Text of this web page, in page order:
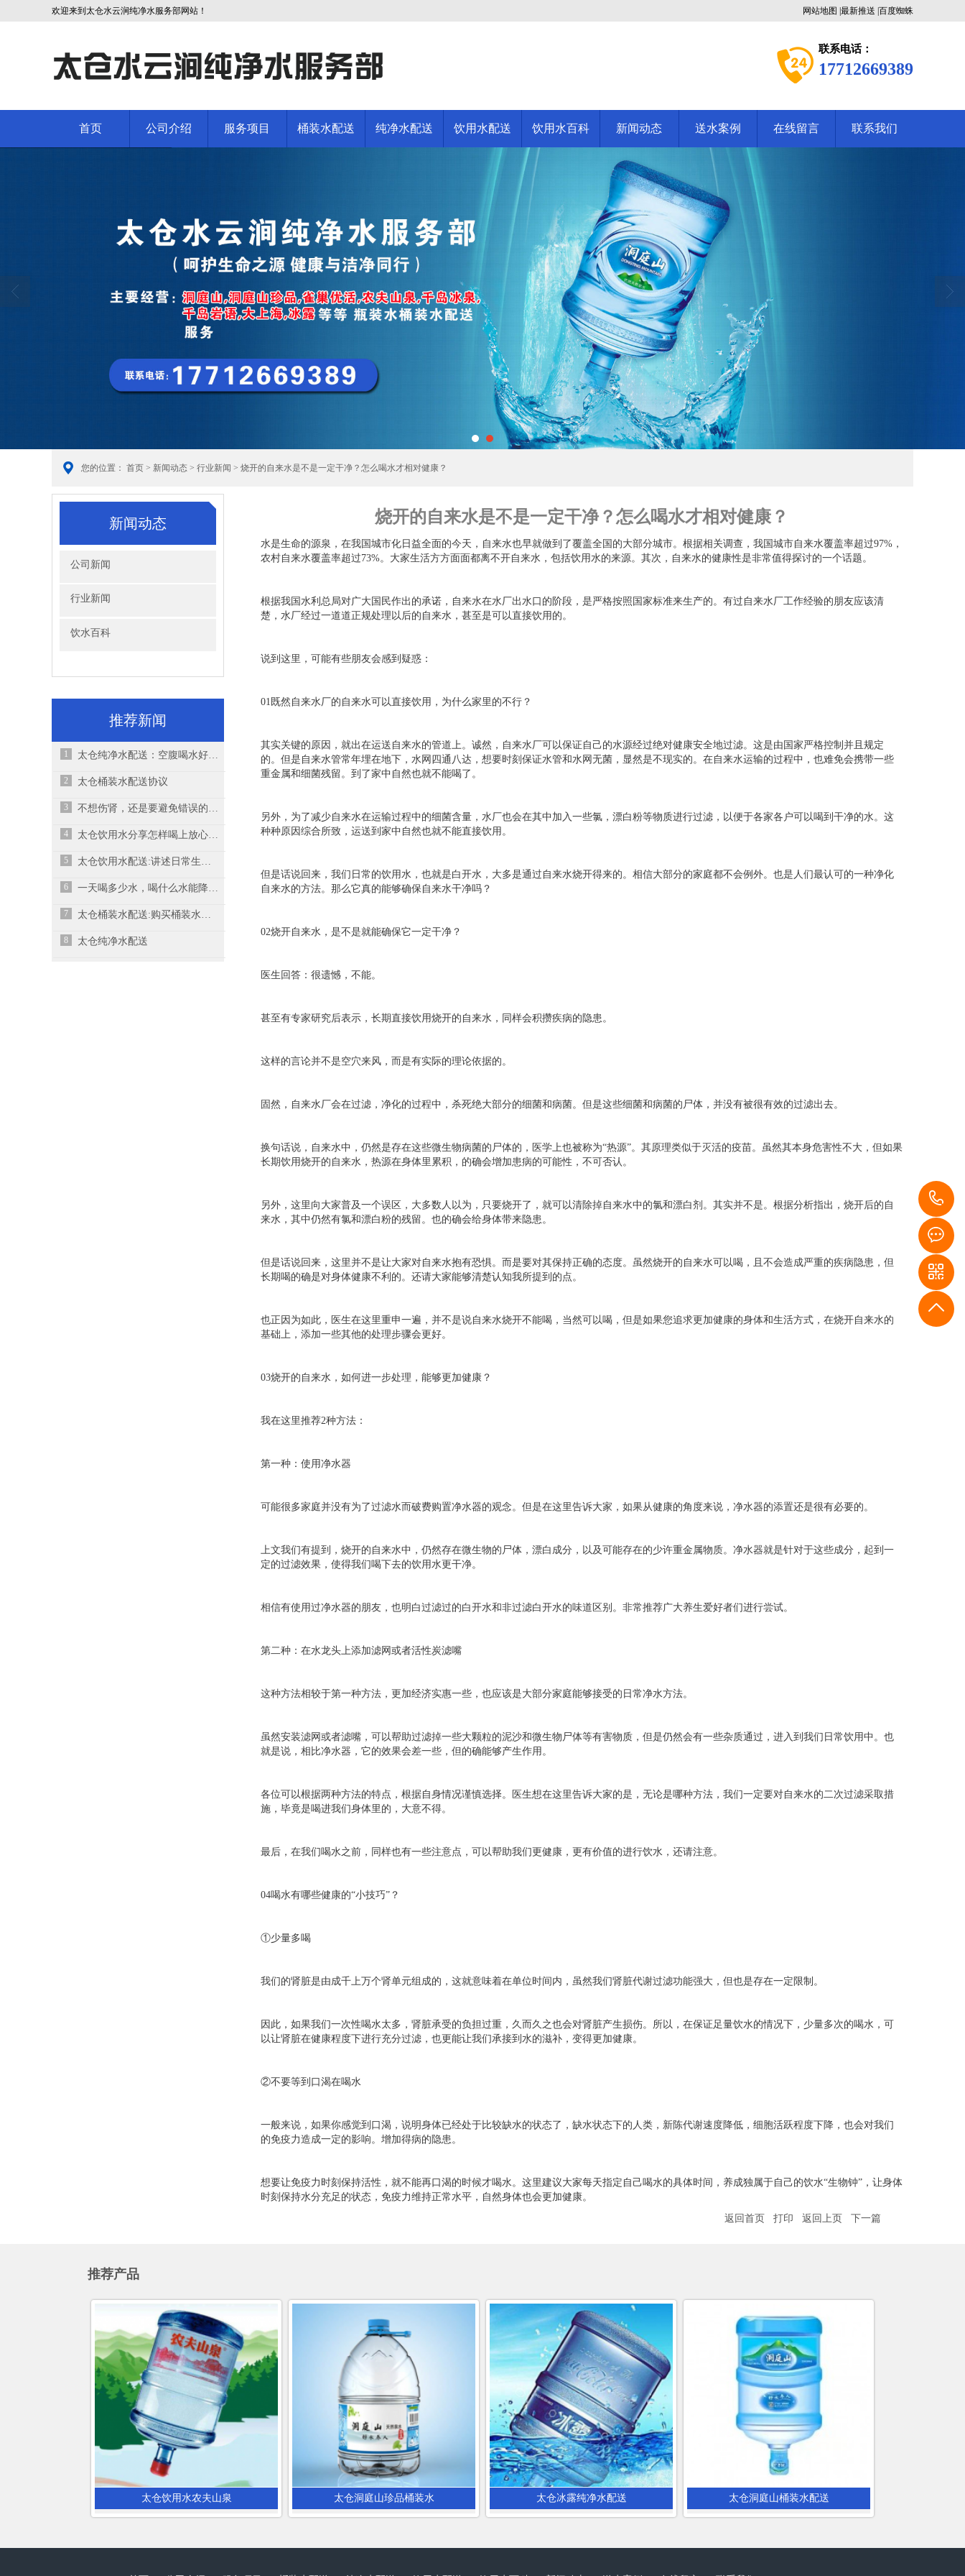
欢迎来到太仓水云涧纯净水服务部网站！ 网站地图 最新推送 百度蜘蛛
联系电话：
17712669389
首页 公司介绍 服务项目 桶装水配送 纯净水配送 饮用水配送 饮用水百科 新闻动态 送水案例 在线留言 联系我们
您的位置： 首页 > 新闻动态 > 行业新闻 > 烧开的自来水是不是一定干净？怎么喝水才相对健康？
新闻动态
公司新闻
行业新闻
饮水百科
推荐新闻
1 太仓纯净水配送：空腹喝水好不好,早上喝水对身体有什么好处呢
2 太仓桶装水配送协议
3 不想伤肾，还是要避免错误的喝水方式！
4 太仓饮用水分享怎样喝上放心水、健康水
5 太仓饮用水配送:讲述日常生活中不良的饮水习惯，希望大家可以引起注意
6 一天喝多少水，喝什么水能降尿酸？
7 太仓桶装水配送:购买桶装水要知道几个常识
8 太仓纯净水配送
烧开的自来水是不是一定干净？怎么喝水才相对健康？
水是生命的源泉，在我国城市化日益全面的今天，自来水也早就做到了覆盖全国的大部分城市。根据相关调查，我国城市自来水覆盖率超过97%，
农村自来水覆盖率超过73%。大家生活方方面面都离不开自来水，包括饮用水的来源。其次，自来水的健康性是非常值得探讨的一个话题。
根据我国水利总局对广大国民作出的承诺，自来水在水厂出水口的阶段，是严格按照国家标准来生产的。有过自来水厂工作经验的朋友应该清
楚，水厂经过一道道正规处理以后的自来水，甚至是可以直接饮用的。
说到这里，可能有些朋友会感到疑惑：
01既然自来水厂的自来水可以直接饮用，为什么家里的不行？
其实关键的原因，就出在运送自来水的管道上。诚然，自来水厂可以保证自己的水源经过绝对健康安全地过滤。这是由国家严格控制并且规定
的。但是自来水管常年埋在地下，水网四通八达，想要时刻保证水管和水网无菌，显然是不现实的。在自来水运输的过程中，也难免会携带一些
重金属和细菌残留。到了家中自然也就不能喝了。
另外，为了减少自来水在运输过程中的细菌含量，水厂也会在其中加入一些氯，漂白粉等物质进行过滤，以便于各家各户可以喝到干净的水。这
种种原因综合所致，运送到家中自然也就不能直接饮用。
但是话说回来，我们日常的饮用水，也就是白开水，大多是通过自来水烧开得来的。相信大部分的家庭都不会例外。也是人们最认可的一种净化
自来水的方法。那么它真的能够确保自来水干净吗？
02烧开自来水，是不是就能确保它一定干净？
医生回答：很遗憾，不能。
甚至有专家研究后表示，长期直接饮用烧开的自来水，同样会积攒疾病的隐患。
这样的言论并不是空穴来风，而是有实际的理论依据的。
固然，自来水厂会在过滤，净化的过程中，杀死绝大部分的细菌和病菌。但是这些细菌和病菌的尸体，并没有被很有效的过滤出去。
换句话说，自来水中，仍然是存在这些微生物病菌的尸体的，医学上也被称为“热源”。其原理类似于灭活的疫苗。虽然其本身危害性不大，但如果
长期饮用烧开的自来水，热源在身体里累积，的确会增加患病的可能性，不可否认。
另外，这里向大家普及一个误区，大多数人以为，只要烧开了，就可以清除掉自来水中的氯和漂白剂。其实并不是。根据分析指出，烧开后的自
来水，其中仍然有氯和漂白粉的残留。也的确会给身体带来隐患。
但是话说回来，这里并不是让大家对自来水抱有恐惧。而是要对其保持正确的态度。虽然烧开的自来水可以喝，且不会造成严重的疾病隐患，但
长期喝的确是对身体健康不利的。还请大家能够清楚认知我所提到的点。
也正因为如此，医生在这里重申一遍，并不是说自来水烧开不能喝，当然可以喝，但是如果您追求更加健康的身体和生活方式，在烧开自来水的
基础上，添加一些其他的处理步骤会更好。
03烧开的自来水，如何进一步处理，能够更加健康？
我在这里推荐2种方法：
第一种：使用净水器
可能很多家庭并没有为了过滤水而破费购置净水器的观念。但是在这里告诉大家，如果从健康的角度来说，净水器的添置还是很有必要的。
上文我们有提到，烧开的自来水中，仍然存在微生物的尸体，漂白成分，以及可能存在的少许重金属物质。净水器就是针对于这些成分，起到一
定的过滤效果，使得我们喝下去的饮用水更干净。
相信有使用过净水器的朋友，也明白过滤过的白开水和非过滤白开水的味道区别。非常推荐广大养生爱好者们进行尝试。
第二种：在水龙头上添加滤网或者活性炭滤嘴
这种方法相较于第一种方法，更加经济实惠一些，也应该是大部分家庭能够接受的日常净水方法。
虽然安装滤网或者滤嘴，可以帮助过滤掉一些大颗粒的泥沙和微生物尸体等有害物质，但是仍然会有一些杂质通过，进入到我们日常饮用中。也
就是说，相比净水器，它的效果会差一些，但的确能够产生作用。
各位可以根据两种方法的特点，根据自身情况谨慎选择。医生想在这里告诉大家的是，无论是哪种方法，我们一定要对自来水的二次过滤采取措
施，毕竟是喝进我们身体里的，大意不得。
最后，在我们喝水之前，同样也有一些注意点，可以帮助我们更健康，更有价值的进行饮水，还请注意。
04喝水有哪些健康的“小技巧”？
①少量多喝
我们的肾脏是由成千上万个肾单元组成的，这就意味着在单位时间内，虽然我们肾脏代谢过滤功能强大，但也是存在一定限制。
因此，如果我们一次性喝水太多，肾脏承受的负担过重，久而久之也会对肾脏产生损伤。所以，在保证足量饮水的情况下，少量多次的喝水，可
以让肾脏在健康程度下进行充分过滤，也更能让我们承接到水的滋补，变得更加健康。
②不要等到口渴在喝水
一般来说，如果你感觉到口渴，说明身体已经处于比较缺水的状态了，缺水状态下的人类，新陈代谢速度降低，细胞活跃程度下降，也会对我们
的免疫力造成一定的影响。增加得病的隐患。
想要让免疫力时刻保持活性，就不能再口渴的时候才喝水。这里建议大家每天指定自己喝水的具体时间，养成独属于自己的饮水“生物钟”，让身体
时刻保持水分充足的状态，免疫力维持正常水平，自然身体也会更加健康。
返回首页
打印 返回上页 下一篇
推荐产品
太仓饮用水农夫山泉 太仓洞庭山珍品桶装水 太仓冰露纯净水配送 太仓洞庭山桶装水配送